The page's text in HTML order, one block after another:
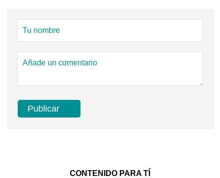
CONTENIDO PARA TÍ